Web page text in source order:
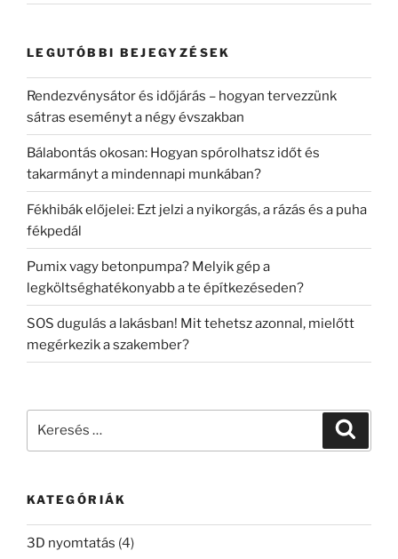
LEGUTÓBBI BEJEGYZÉSEK
Rendezvénysátor és időjárás – hogyan tervezzünk
sátras eseményt a négy évszakban
Bálabontás okosan: Hogyan spórolhatsz időt és
takarmányt a mindennapi munkában?
Fékhibák előjelei: Ezt jelzi a nyikorgás, a rázás és a puha
fékpedál
Pumix vagy betonpumpa? Melyik gép a
legköltséghatékonyabb a te építkezéseden?
SOS dugulás a lakásban! Mit tehetsz azonnal, mielőtt
megérkezik a szakember?
KATEGÓRIÁK
3D nyomtatás (4)